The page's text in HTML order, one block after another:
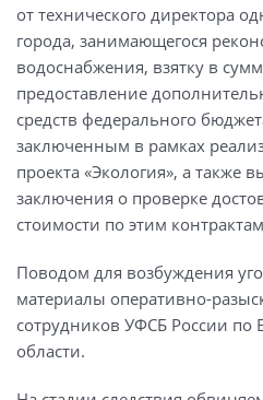
от технического директора
города, занимающегося
водоснабжения, взятку в
предоставление
средств федерального
заключенным в рамках
проекта «Экология», а также
заключения о проверке
стоимости по этим
Поводом для возбуждения
материалы оперативно-
сотрудников УФСБ России по
области.